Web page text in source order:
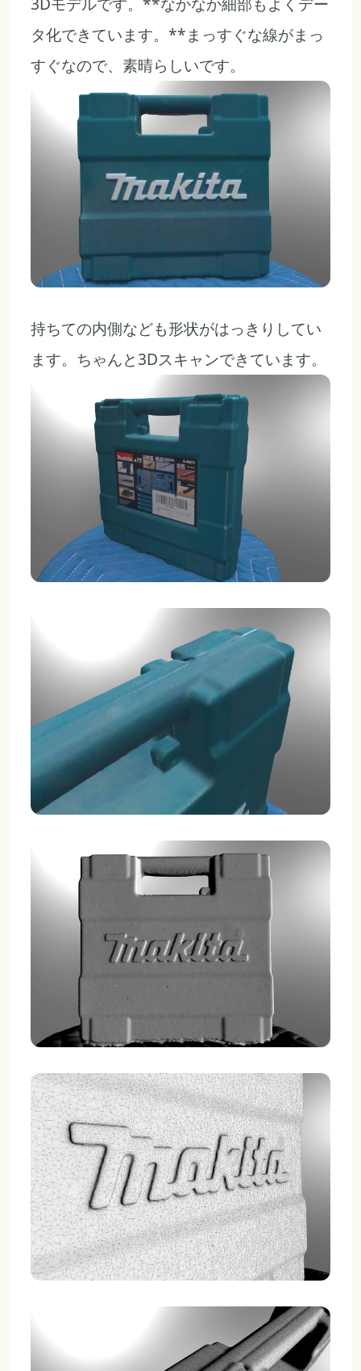
タ化できています。**まっすぐな線がまっ
すぐなので、素晴らしいです。
持ちての内側なども形状がはっきりしてい
ます。ちゃんと3Dスキャンできています。